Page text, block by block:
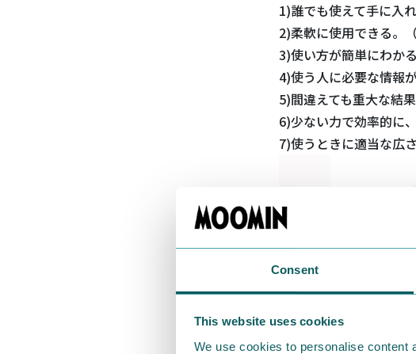
Consent
This website uses cookies
We use cookies to personalise content
1)誰でも使えて手に入
2)柔軟に使用できる。（
3)使い方が簡単にわかる
4)使う人に必要な情報
5)間違えても重大な結
6)少ない力で効率的に
7)使うときに適当な広